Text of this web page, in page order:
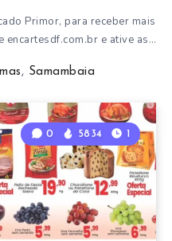
Primor, para receber mais
encartesdf.com.br e ative as…
, Samambaia
0 5834 1